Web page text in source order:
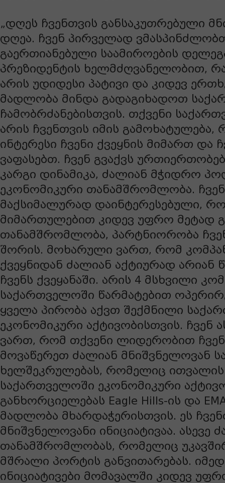
„დღეს ჩვენთვის განსაკუთრებული
დღეა. ჩვენ პირველად
გაერთიანებული საამიროების
პრეზიდენტის ხელმძღვანელობით,
არის უდიდესი პატივი და კიდევ
მადლობა მინდა გადაგიხადოთ
ჩამობრძანებისთვის. თქვენი
არის ჩვენთვის იმის გამოხატულება,
ინტერესი ჩვენი ქვეყნის მიმართ და
ვაფასებთ. ჩვენ გვაქვს
კარგი დინამიკა, ძალიან მჭიდრო
ეკონომიკური თანამშრომლობა.
მაქსიმალურად დაინტერესებული,
მიმართულებით კიდევ უფრო მეტად
თანამშრომლობა, პარტნიორობა
შორის. მოხარული ვართ, რომ
ქვეყნიდან ძალიან აქტიურად არიან
ჩვენს ქვეყანაში. არის 4 მსხვილი
საქართველოში წარმატებით
ყველა პირობა აქვთ შექმნილი
ეკონომიკური აქტივობისთვის. ჩვენ
ვართ, რომ თქვენი ლიდერობით
მოვაწერეთ ძალიან მნიშვნელოვან
ხელშეკრულებას, რომელიც
საქართველოში ეკონომიკური
განხორციელებას Eagle Hills-ის და
მადლობა მხარდაჭერისთვის. ეს
მნიშვნელოვანი ინიციატივაა. ასევე
თანამშრომლობას, რომელიც
მშრალი პორტის განვითარებას.
ინიციატივები მომავალში კიდევ